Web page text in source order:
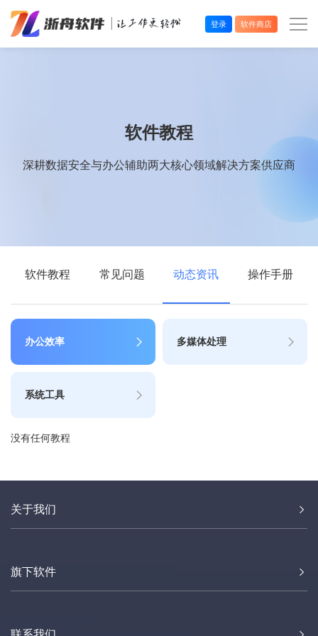
登录 软件商店
软件教程
深耕数据安全与办公辅助两大核心领域解决方案供应商
软件教程 常见问题 动态资讯 操作手册
办公效率 多媒体处理
系统工具
没有任何教程
关于我们
旗下软件